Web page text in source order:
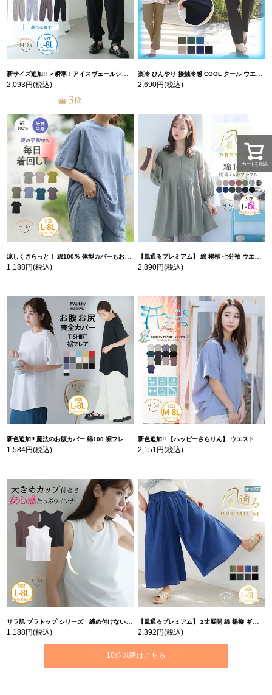
新サイズ追加!! ＜瞬寒！アイスヴェールシリーズ＞ 美脚 ジョガーパンツ 【ウェストゴム】 【ストレッチ】 | 大きいサイズの通販ならハッピーマリリン
2,093円(税込)
楽冷 ひんやり 接触冷感 COOL クール ウエストゴム 楽ちん ストレッチ 美脚 レギパン 【ストレッチ】 | 大きいサイズの通販ならハッピーマリリン
2,690円(税込)
涼しくさらっと！ 綿100％ 体型カバーもお洒落も叶える 風合いコットン ゆるシルエット ドルマン | 大きいサイズの通販ならハッピーマリリン
1,188円(税込)
【風通るプレミアム】 綿 楊柳 七分袖 ウエストギャザー ブラウス | 大きいサイズの通販ならハッピーマリリン
2,890円(税込)
新色追加!! 魔法のお腹カバー 綿100 裾フレア Tシャツ | 大きいサイズの通販ならハッピーマリリン
1,584円(税込)
新色追加!! 【ハッピーさらりん】 ウエストタック入り スッキリ魅せ コクーントップス | 大きいサイズの通販ならハッピーマリリン
2,151円(税込)
サラ肌 ブラトップ シリーズ 締め付けない リブ タンクトップ | 大きいサイズの通販ならハッピーマリリン
1,188円(税込)
【風通るプレミアム】 2丈展開 綿 楊柳 ギャザー フレア スカンツ 【ウェストゴム】 | 大きいサイズの通販ならハッピーマリリン
2,392円(税込)
10位以降はこちら
カートを確認